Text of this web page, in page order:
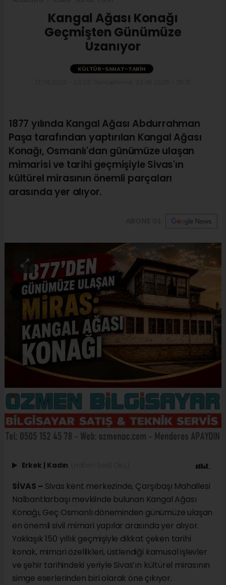
Kangal Ağası Konağı
Geçmişten Günümüze
Uzanıyor
KÜLTÜR-SANAT-TARIH
1877 yılında Kangal Ağası Abdurrahman
Paşa tarafından yaptırılan Kangal Ağası
Konağı, Osmanlı'dan günümüze ulaşan
mimarisi ve tarihi geçmişiyle Sivas'ın
kültürel mirasının önemli parçaları
arasında yer alıyor.
Erkek Kadın
SİVAS – Sivas kent merkezinde, Çarşıbaşı Mahallesi
Nalbantlarbaşı mevkiinde bulunan Kangal Ağası
Konağı, Geç Osmanlı döneminden günümüze ulaşan
en önemli sivil mimari yapılar arasında yer alıyor.
Yaklaşık 150 yıllık geçmişiyle dikkat çeken tarihi
konak, mimari özellikleri, üstlendiği kamusal işlevler
ve şehir tarihindeki yeriyle Sivas’ın kültürel mirasının
simge eserlerinden biri olarak öne çıkıyor.